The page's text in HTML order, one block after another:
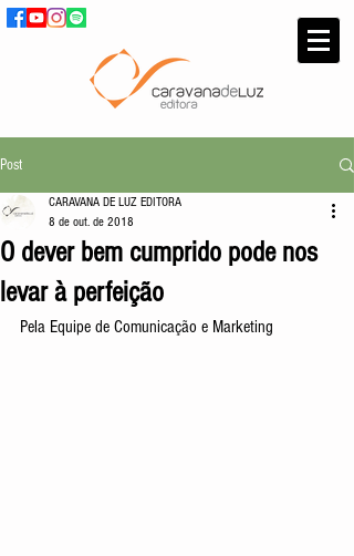
Post
O dever bem cumprido pode nos
levar à perfeição
CARAVANA DE LUZ EDITORA
8 de out. de 2018
Pela Equipe de Comunicação e Marketing